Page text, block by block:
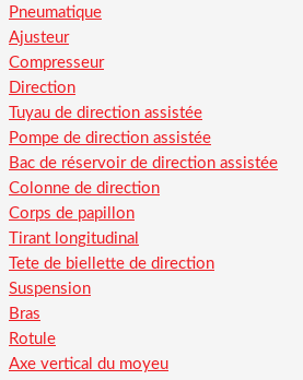
Pneumatique
Ajusteur
Compresseur
Direction
Tuyau de direction assistée
Pompe de direction assistée
Bac de réservoir de direction assistée
Colonne de direction
Corps de papillon
Tirant longitudinal
Tete de biellette de direction
Suspension
Bras
Rotule
Axe vertical du moyeu